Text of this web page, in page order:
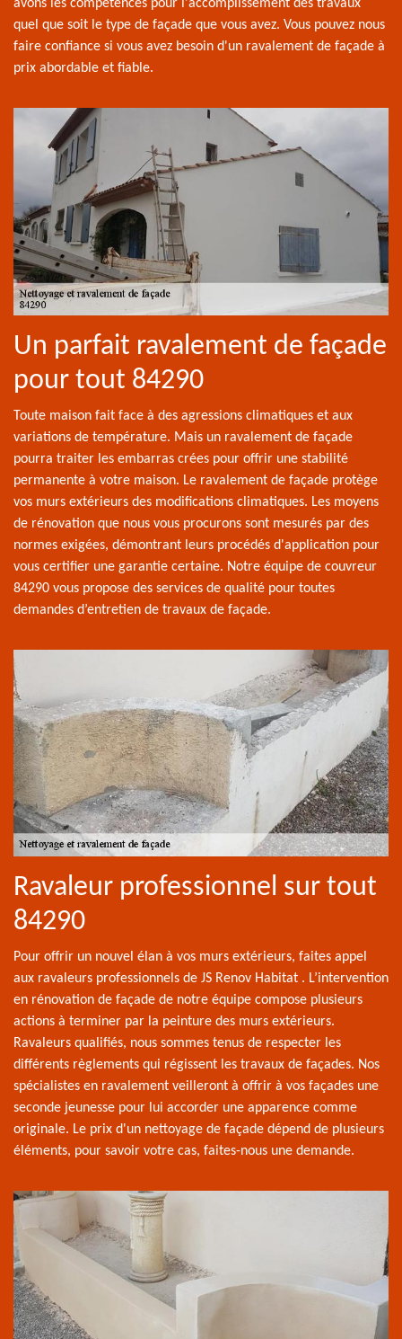
avons les compétences pour l'accomplissement des travaux
quel que soit le type de façade que vous avez. Vous pouvez nous
faire confiance si vous avez besoin d'un ravalement de façade à
prix abordable et fiable.
Un parfait ravalement de façade
pour tout 84290
Toute maison fait face à des agressions climatiques et aux
variations de température. Mais un ravalement de façade
pourra traiter les embarras crées pour offrir une stabilité
permanente à votre maison. Le ravalement de façade protège
vos murs extérieurs des modifications climatiques. Les moyens
de rénovation que nous vous procurons sont mesurés par des
normes exigées, démontrant leurs procédés d'application pour
vous certifier une garantie certaine. Notre équipe de couvreur
84290 vous propose des services de qualité pour toutes
demandes d’entretien de travaux de façade.
Ravaleur professionnel sur tout
84290
Pour offrir un nouvel élan à vos murs extérieurs, faites appel
aux ravaleurs professionnels de JS Renov Habitat . L’intervention
en rénovation de façade de notre équipe compose plusieurs
actions à terminer par la peinture des murs extérieurs.
Ravaleurs qualifiés, nous sommes tenus de respecter les
différents règlements qui régissent les travaux de façades. Nos
spécialistes en ravalement veilleront à offrir à vos façades une
seconde jeunesse pour lui accorder une apparence comme
originale. Le prix d'un nettoyage de façade dépend de plusieurs
éléments, pour savoir votre cas, faites-nous une demande.